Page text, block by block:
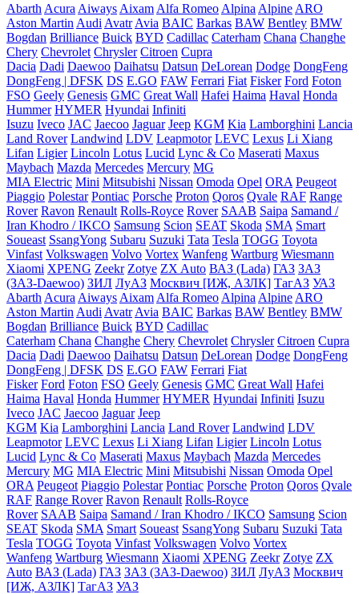
Abarth Acura Aiways Aixam Alfa Romeo Alpina Alpine ARO
Aston Martin Audi Avatr Avia BAIC Barkas BAW Bentley BMW
Bogdan Brilliance Buick BYD Cadillac Caterham Chana Changhe
Chery Chevrolet Chrysler Citroen Cupra
Dacia Dadi Daewoo Daihatsu Datsun DeLorean Dodge DongFeng
DongFeng | DFSK DS E.GO FAW Ferrari Fiat Fisker Ford Foton
FSO Geely Genesis GMC Great Wall Hafei Haima Haval Honda
Hummer HYMER Hyundai Infiniti
Isuzu Iveco JAC Jaecoo Jaguar Jeep KGM Kia Lamborghini Lancia
Land Rover Landwind LDV Leapmotor LEVC Lexus Li Xiang
Lifan Ligier Lincoln Lotus Lucid Lync & Co Maserati Maxus
Maybach Mazda Mercedes Mercury MG
MIA Electric Mini Mitsubishi Nissan Omoda Opel ORA Peugeot
Piaggio Polestar Pontiac Porsche Proton Qoros Qvale RAF Range
Rover Ravon Renault Rolls-Royce Rover SAAB Saipa Samand /
Iran Khodro / IKCO Samsung Scion SEAT Skoda SMA Smart
Soueast SsangYong Subaru Suzuki Tata Tesla TOGG Toyota
Vinfast Volkswagen Volvo Vortex Wanfeng Wartburg Wiesmann
Xiaomi XPENG Zeekr Zotye ZX Auto ВАЗ (Lada) ГАЗ ЗАЗ
(ЗАЗ-Daewoo) ЗИЛ ЛуАЗ Москвич [ИЖ, АЗЛК] ТагАЗ УАЗ
Abarth Acura Aiways Aixam Alfa Romeo Alpina Alpine ARO
Aston Martin Audi Avatr Avia BAIC Barkas BAW Bentley BMW
Bogdan Brilliance Buick BYD Cadillac
Caterham Chana Changhe Chery Chevrolet Chrysler Citroen Cupra
Dacia Dadi Daewoo Daihatsu Datsun DeLorean Dodge DongFeng
DongFeng | DFSK DS E.GO FAW Ferrari Fiat
Fisker Ford Foton FSO Geely Genesis GMC Great Wall Hafei
Haima Haval Honda Hummer HYMER Hyundai Infiniti Isuzu
Iveco JAC Jaecoo Jaguar Jeep
KGM Kia Lamborghini Lancia Land Rover Landwind LDV
Leapmotor LEVC Lexus Li Xiang Lifan Ligier Lincoln Lotus
Lucid Lync & Co Maserati Maxus Maybach Mazda Mercedes
Mercury MG MIA Electric Mini Mitsubishi Nissan Omoda Opel
ORA Peugeot Piaggio Polestar Pontiac Porsche Proton Qoros Qvale
RAF Range Rover Ravon Renault Rolls-Royce
Rover SAAB Saipa Samand / Iran Khodro / IKCO Samsung Scion
SEAT Skoda SMA Smart Soueast SsangYong Subaru Suzuki Tata
Tesla TOGG Toyota Vinfast Volkswagen Volvo Vortex
Wanfeng Wartburg Wiesmann Xiaomi XPENG Zeekr Zotye ZX
Auto ВАЗ (Lada) ГАЗ ЗАЗ (ЗАЗ-Daewoo) ЗИЛ ЛуАЗ Москвич
[ИЖ, АЗЛК] ТагАЗ УАЗ